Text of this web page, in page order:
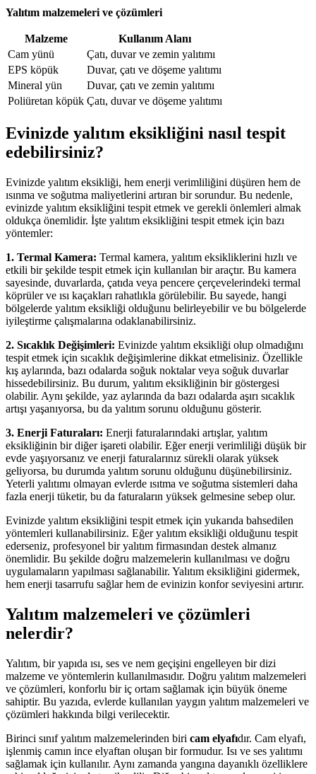
Yalıtım malzemeleri ve çözümleri
Malzeme
Kullanım Alanı
Cam yünü
Çatı, duvar ve zemin yalıtımı
EPS köpük
Duvar, çatı ve döşeme yalıtımı
Mineral yün
Duvar, çatı ve zemin yalıtımı
Poliüretan köpük Çatı, duvar ve döşeme yalıtımı
Evinizde yalıtım eksikliğini nasıl tespit
edebilirsiniz?
Evinizde yalıtım eksikliği, hem enerji verimliliğini düşüren hem de
ısınma ve soğutma maliyetlerini artıran bir sorundur. Bu nedenle,
evinizde yalıtım eksikliğini tespit etmek ve gerekli önlemleri almak
oldukça önemlidir. İşte yalıtım eksikliğini tespit etmek için bazı
yöntemler:
1. Termal Kamera: Termal kamera, yalıtım eksikliklerini hızlı ve
etkili bir şekilde tespit etmek için kullanılan bir araçtır. Bu kamera
sayesinde, duvarlarda, çatıda veya pencere çerçevelerindeki termal
köprüler ve ısı kaçakları rahatlıkla görülebilir. Bu sayede, hangi
bölgelerde yalıtım eksikliği olduğunu belirleyebilir ve bu bölgelerde
iyileştirme çalışmalarına odaklanabilirsiniz.
2. Sıcaklık Değişimleri: Evinizde yalıtım eksikliği olup olmadığını
tespit etmek için sıcaklık değişimlerine dikkat etmelisiniz. Özellikle
kış aylarında, bazı odalarda soğuk noktalar veya soğuk duvarlar
hissedebilirsiniz. Bu durum, yalıtım eksikliğinin bir göstergesi
olabilir. Aynı şekilde, yaz aylarında da bazı odalarda aşırı sıcaklık
artışı yaşanıyorsa, bu da yalıtım sorunu olduğunu gösterir.
3. Enerji Faturaları: Enerji faturalarındaki artışlar, yalıtım
eksikliğinin bir diğer işareti olabilir. Eğer enerji verimliliği düşük bir
evde yaşıyorsanız ve enerji faturalarınız sürekli olarak yüksek
geliyorsa, bu durumda yalıtım sorunu olduğunu düşünebilirsiniz.
Yeterli yalıtımı olmayan evlerde ısıtma ve soğutma sistemleri daha
fazla enerji tüketir, bu da faturaların yüksek gelmesine sebep olur.
Evinizde yalıtım eksikliğini tespit etmek için yukarıda bahsedilen
yöntemleri kullanabilirsiniz. Eğer yalıtım eksikliği olduğunu tespit
ederseniz, profesyonel bir yalıtım firmasından destek almanız
önemlidir. Bu şekilde doğru malzemelerin kullanılması ve doğru
uygulamaların yapılması sağlanabilir. Yalıtım eksikliğini gidermek,
hem enerji tasarrufu sağlar hem de evinizin konfor seviyesini artırır.
Yalıtım malzemeleri ve çözümleri
nelerdir?
Yalıtım, bir yapıda ısı, ses ve nem geçişini engelleyen bir dizi
malzeme ve yöntemlerin kullanılmasıdır. Doğru yalıtım malzemeleri
ve çözümleri, konforlu bir iç ortam sağlamak için büyük öneme
sahiptir. Bu yazıda, evlerde kullanılan yaygın yalıtım malzemeleri ve
çözümleri hakkında bilgi verilecektir.
Birinci sınıf yalıtım malzemelerinden biri cam elyafıdır. Cam elyafı,
işlenmiş camın ince elyaftan oluşan bir formudur. Isı ve ses yalıtımı
sağlamak için kullanılır. Aynı zamanda yangına dayanıklı özelliklere